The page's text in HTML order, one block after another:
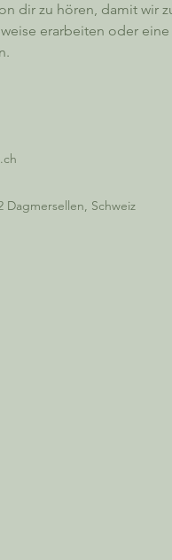
dir zu hören, damit wir
erarbeiten oder
Dagmersellen, Schweiz